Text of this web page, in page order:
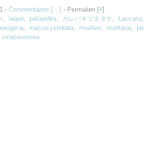
- Commentaires […] - Permalien [#]
, laqué, palourdes, カレバキツネタケ, Laccaria,
, macrocystidiata, moelleri, montana,
vinaceorosea